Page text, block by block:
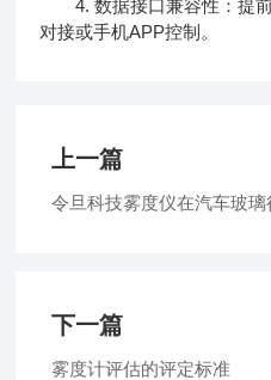
4. 数据接口兼容性：提前
对接或手机APP控制。
上一篇
令旦科技雾度仪在汽车玻璃
下一篇
雾度计评估的评定标准